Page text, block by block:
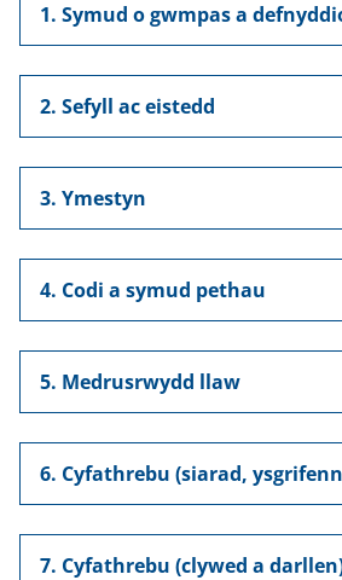
1. Symud o gwmpas a
2. Sefyll ac eistedd
3. Ymestyn
4. Codi a symud pethau
5. Medrusrwydd llaw
6. Cyfathrebu (siarad,
7. Cyfathrebu (clywed a